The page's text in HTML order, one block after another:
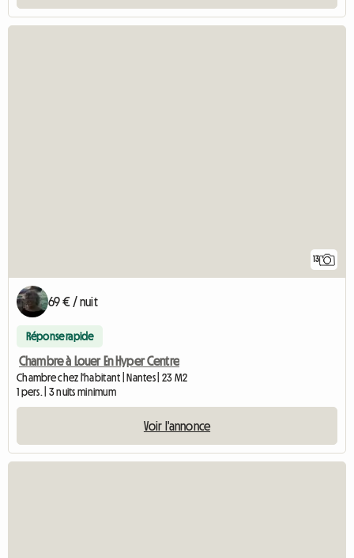
13
69 € / nuit
Réponse rapide
Chambre à Louer En Hyper Centre
Chambre chez l'habitant | Nantes | 23 M2
1 pers. | 3 nuits minimum
Voir l'annonce